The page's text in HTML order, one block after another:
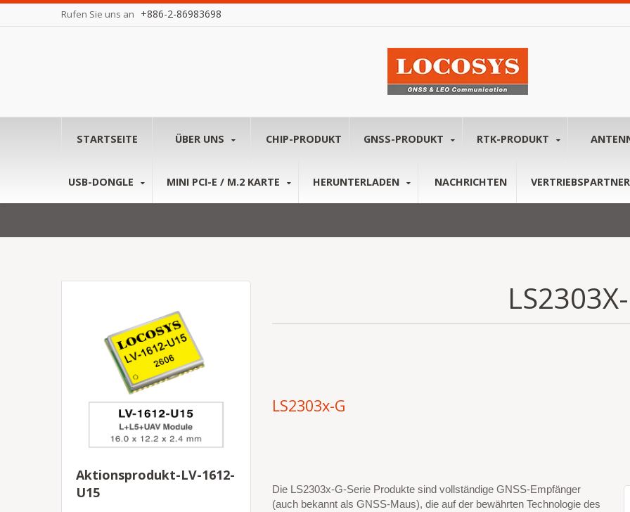
Rufen Sie uns an +886-2-86983698
STARTSEITE ÜBER UNS CHIP-PRODUKT GNSS-PRODUKT RTK-PRODUKT
USB-DONGLE MINI PCI-E / M.2 KARTE HERUNTERLADEN NACHRICHTEN VERTRIEBSPARTNER
Aktionsprodukt-LV-1612-
U15
LS2303x-G
Die LS2303x-G-Serie Produkte sind vollständige GNSS-Empfänger
(auch bekannt als GNSS-Maus), die auf der bewährten Technologie des